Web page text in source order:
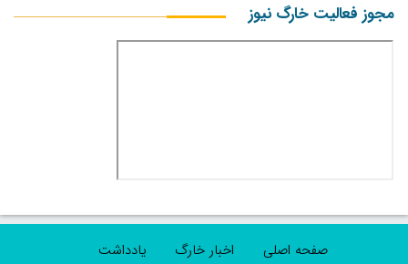
مجوز فعالیت خارگ نیوز
صفحه اصلی اخبار خارگ یادداشت